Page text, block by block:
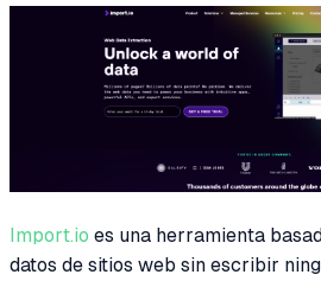
Import.io es una herramienta
datos de sitios web sin escribir